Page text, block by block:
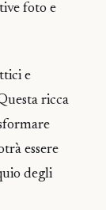
foto e
e
ricca
essere
degli